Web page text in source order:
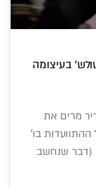
בעיצומה
מרים את
ההתוועדות בו'
(דבר שנחשב